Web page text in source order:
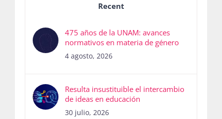
Recent
475 años de la UNAM: avances
normativos en materia de género
4 agosto, 2026
Resulta insustituible el intercambio
de ideas en educación
30 julio, 2026